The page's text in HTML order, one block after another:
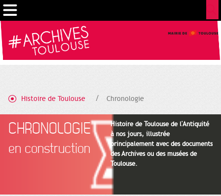
Histoire de Toulouse Chronologie
CHRONOLOGIE
en construction
Histoire de Toulouse de l'Antiquité
à nos jours, illustrée
principalement avec des documents
des Archives ou des musées de
Toulouse.
Gestion de vos préférences sur les cookies